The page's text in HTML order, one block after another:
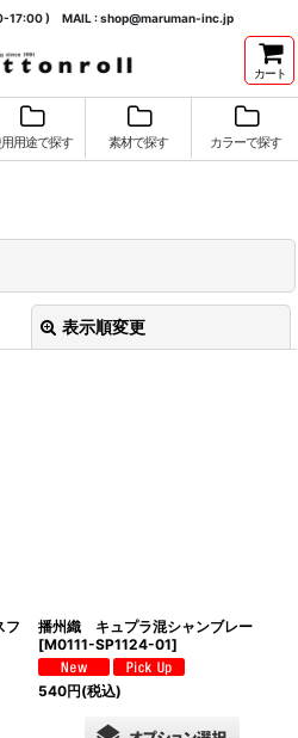
17:00 ) MAIL : shop@maruman-inc.jp
カート
用途で探す 素材で探す カラーで探す
表示順変更
フ
播州織 キュプラ混シャンブレー
[M0111-SP1124-01]
540円(税込)